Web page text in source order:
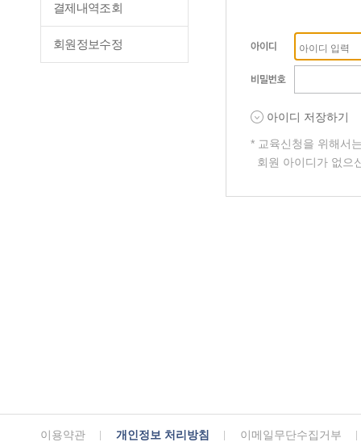
결제내역조회
회원정보수정
아이디 저장하기
* 교육신청을 위해서
회원 아이디가 없으
이용약관 개인정보 처리방침 이메일무단수집거부